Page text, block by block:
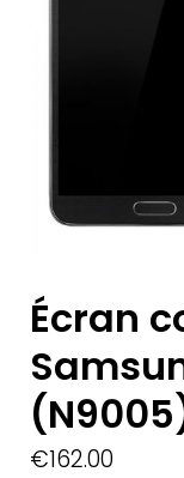
Écran
€162.00